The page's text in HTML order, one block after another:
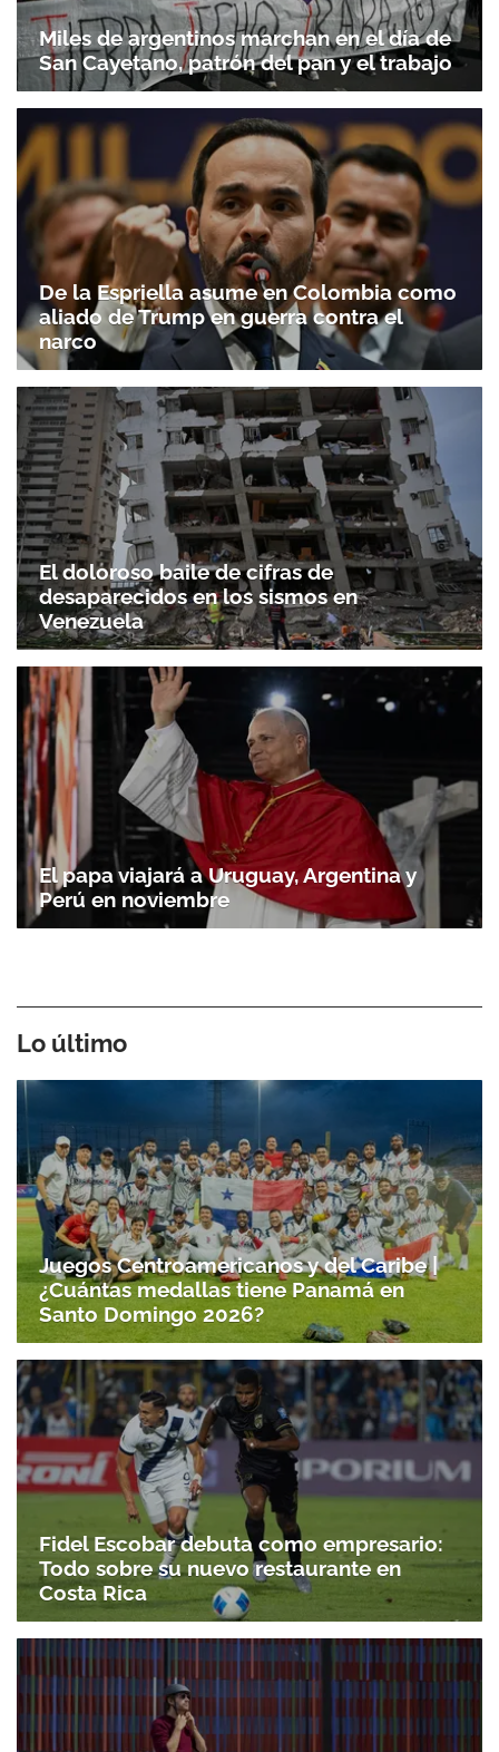
Miles de argentinos marchan en el día de
San Cayetano, patrón del pan y el trabajo
De la Espriella asume en Colombia como
aliado de Trump en guerra contra el
narco
El doloroso baile de cifras de
desaparecidos en los sismos en
Venezuela
El papa viajará a Uruguay, Argentina y
Perú en noviembre
Lo último
Juegos Centroamericanos y del Caribe |
¿Cuántas medallas tiene Panamá en
Santo Domingo 2026?
Fidel Escobar debuta como empresario:
Todo sobre su nuevo restaurante en
Costa Rica